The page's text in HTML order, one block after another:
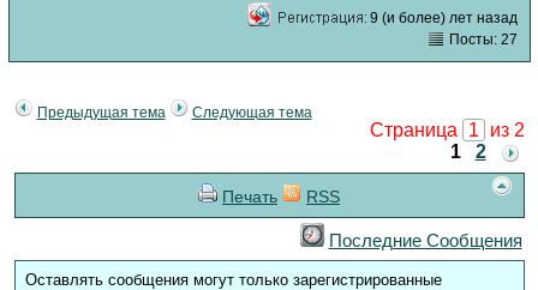
9 (и более) лет назад
Посты: 27
Предыдущая тема Следующая тема
Страница 1
из 2
1
2
Печать RSS
Последние Сообщения
Оставлять сообщения могут только зарегистрированные